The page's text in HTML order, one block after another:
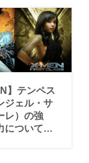
】テンペス
ジェル・サ
レ）の強
について解